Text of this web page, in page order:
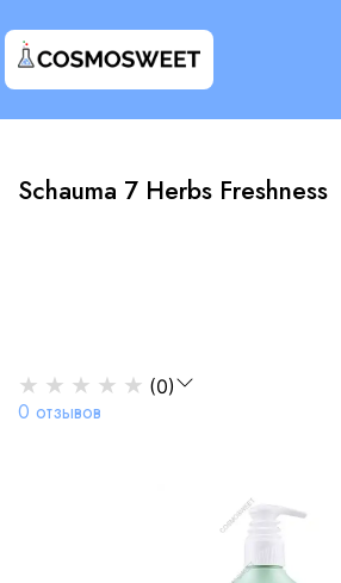
Schauma 7 Herbs Freshness
★ ★ ★ ★ ★ (0)
0 отзывов